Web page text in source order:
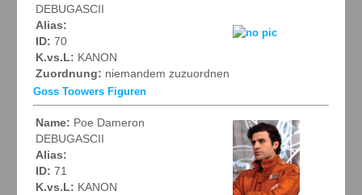
DEBUGASCII
Alias:
ID: 70
K.vs.L: KANON
Zuordnung: niemandem zuzuordnen
Goss Toowers Figuren
Name: Poe Dameron
DEBUGASCII
Alias:
ID: 71
K.vs.L: KANON